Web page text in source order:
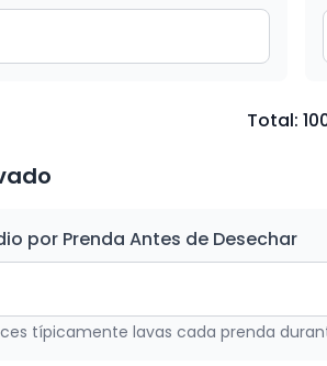
Total:
por Prenda Antes de Desechar
típicamente lavas cada prenda